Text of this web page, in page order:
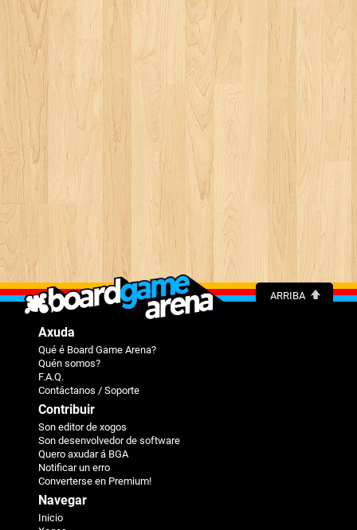
ARRIBA
Axuda
Qué é Board Game Arena?
Quén somos?
F.A.Q.
Contáctanos / Soporte
Contribuir
Son editor de xogos
Son desenvolvedor de software
Quero axudar á BGA
Notificar un erro
Converterse en Premium!
Navegar
Inicio